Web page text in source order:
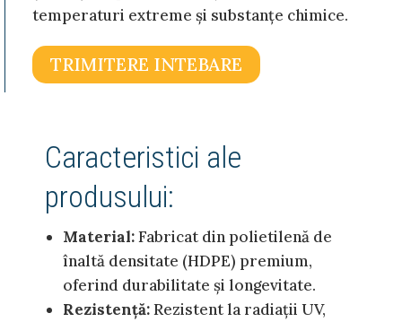
temperaturi extreme și substanțe chimice.
TRIMITERE INTEBARE
Caracteristici ale
produsului:
Material:Fabricat din polietilenă de
înaltă densitate (HDPE) premium,
oferind durabilitate și longevitate.
Rezistență:Rezistent la radiații UV,